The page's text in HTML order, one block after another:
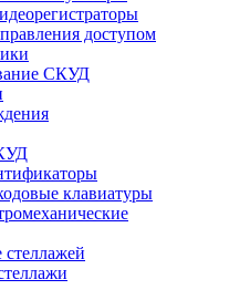
доступом
СКУД
клавиатуры